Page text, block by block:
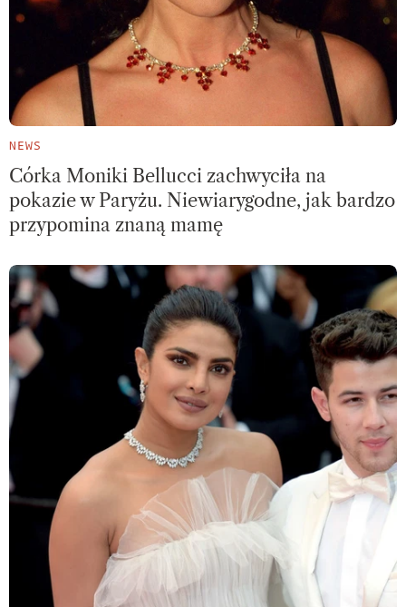
NEWS
Córka Moniki Bellucci zachwyciła na
pokazie w Paryżu. Niewiarygodne, jak bardzo
przypomina znaną mamę